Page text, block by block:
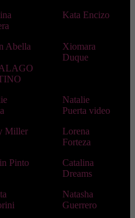
Kata Encizo
Abella
Xiomara
Duque
Natalie
Puerta video
Miller
Lorena
Forteza
Pinto
Catalina
Dreams
Natasha
Guerrero